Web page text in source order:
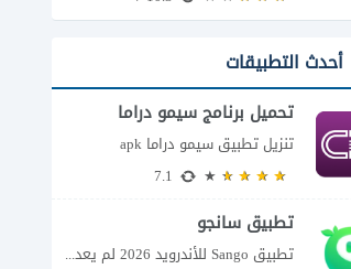
أحدث التطبيقات
تحميل برنامج سيمو دراما
للاندرويد
تنزيل تطبيق سيمو دراما apk
تطبيق سانجو
تطبيق Sango للأندرويد 2026 لم يعد تطبيق سانجو Sango مجرد مساحة لإرسال الرسائل أو...